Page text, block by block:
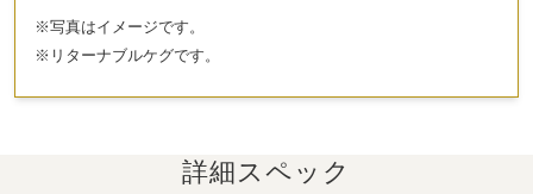
※写真はイメージです。
※リターナブルケグです。
詳細スペック